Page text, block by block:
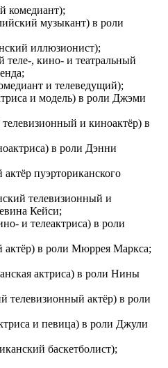
комедиант);
музыкант) в роли
иллюзионист);
, кино- и театральный
и телеведущий);
и модель) в роли Джэми
и киноактёр) в
в роли Дэнни
пуэрториканского
телевизионный и
Кейси;
и телеактриса) в роли
в роли Мюррея Маркса;
актриса) в роли Нины
телевизионный актёр) в роли
и певица) в роли Джули
баскетболист);